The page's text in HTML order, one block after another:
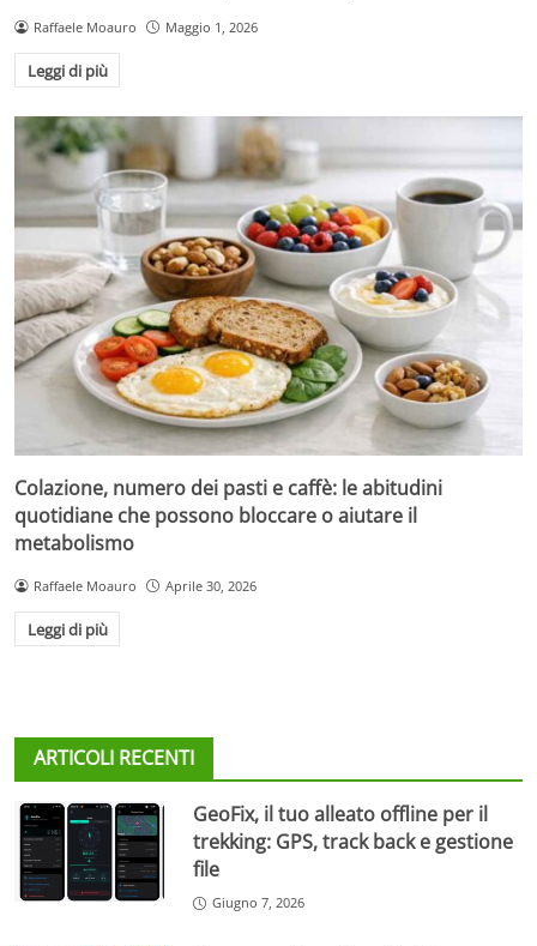
Raffaele Moauro Maggio 1, 2026
Leggi di più
Colazione, numero dei pasti e caffè: le abitudini
quotidiane che possono bloccare o aiutare il
metabolismo
Raffaele Moauro Aprile 30, 2026
Leggi di più
ARTICOLI RECENTI
GeoFix, il tuo alleato offline per il
trekking: GPS, track back e gestione
file
Giugno 7, 2026